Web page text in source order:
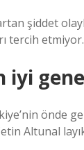
şiddet
tercih
iyi
önde
Altunal